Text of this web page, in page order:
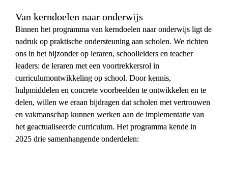
Van kerndoelen naar onderwijs
Binnen het programma van kerndoelen naar onderwijs ligt de
nadruk op praktische ondersteuning aan scholen. We richten
ons in het bijzonder op leraren, schoolleiders en teacher
leaders: de leraren met een voortrekkersrol in
curriculumontwikkeling op school. Door kennis,
hulpmiddelen en concrete voorbeelden te ontwikkelen en te
delen, willen we eraan bijdragen dat scholen met vertrouwen
en vakmanschap kunnen werken aan de implementatie van
het geactualiseerde curriculum. Het programma kende in
2025 drie samenhangende onderdelen: